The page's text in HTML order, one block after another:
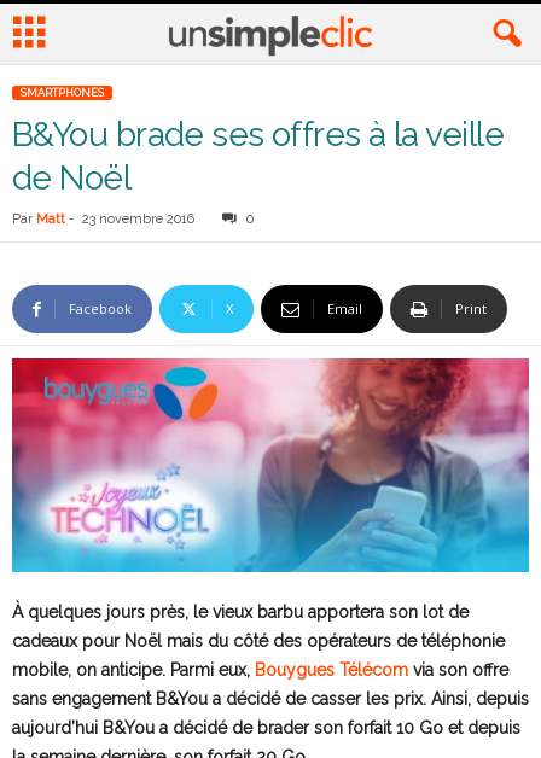
SMARTPHONES
B&You brade ses offres à la veille
de Noël
Par Matt - 23 novembre 2016 0
Facebook X Email Print
À quelques jours près, le vieux barbu apportera son lot de
cadeaux pour Noël mais du côté des opérateurs de téléphonie
mobile, on anticipe. Parmi eux, Bouygues Télécom via son offre
sans engagement B&You a décidé de casser les prix. Ainsi, depuis
aujourd’hui B&You a décidé de brader son forfait 10 Go et depuis